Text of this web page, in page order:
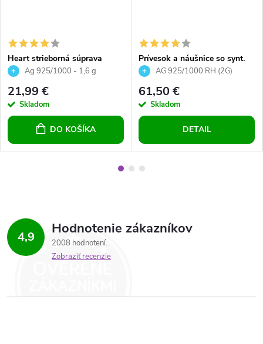
Heart strieborná súprava
Bermuda Blue
Ag 925/1000 - 1,6 g
21,99 €
Skladom
DO KOŠÍKA
Prívesok a náušnice so synt.
opálom a Preciosa crystals -
AG 925/1000 RH (2G)
61,50 €
Skladom
DETAIL
4,9 Hodnotenie zákazníkov
2008 hodnotení
Zobraziť recenzie